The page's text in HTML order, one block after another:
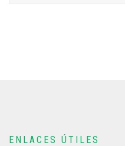
ENLACES ÚTILES